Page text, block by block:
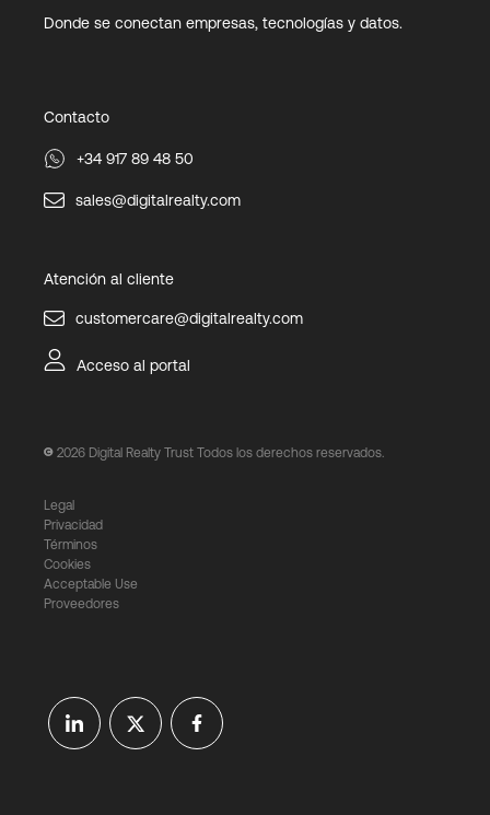
Donde se conectan empresas, tecnologías y datos.
Contacto
+34 917 89 48 50
sales@digitalrealty.com
Atención al cliente
customercare@digitalrealty.com
Acceso al portal
2026 Digital Realty Trust Todos los derechos reservados.
Legal
Privacidad
Términos
Cookies
Acceptable Use
Proveedores